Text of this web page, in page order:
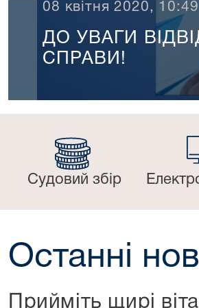
08 квітня 2020, 10:49
ДО УВАГИ
СПРАВИ!
Судовий збір
Останні
Прийміть щирі